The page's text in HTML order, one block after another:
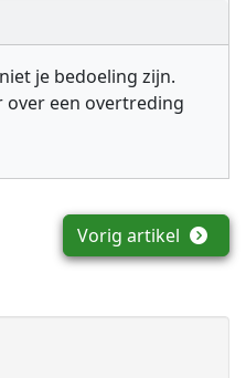
je bedoeling zijn.
over een overtreding
Vorig artikel